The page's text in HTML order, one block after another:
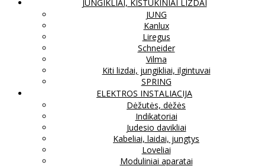
JUNGIKLIAI, KIŠTUKINIAI LIZDAI
JUNG
Kanlux
Liregus
Schneider
Vilma
Kiti lizdai, jungikliai, ilgintuvai
SPRING
ELEKTROS INSTALIACIJA
Dėžutės, dėžės
Indikatoriai
Judesio davikliai
Kabeliai, laidai, jungtys
Loveliai
Moduliniai aparatai